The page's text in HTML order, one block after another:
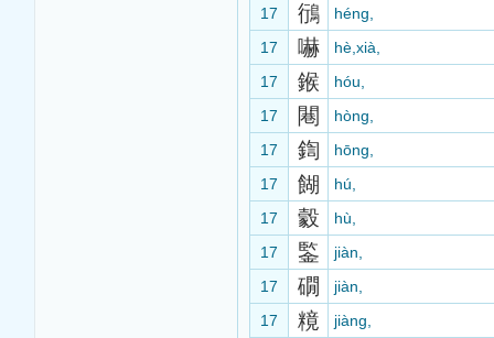
17
鴴
héng,
17
嚇
hè,xià,
17
鍭
hóu,
17
闀
hòng,
17
鍧
hōng,
17
餬
hú,
17
豰
hù,
17
鍳
jiàn,
17
礀
jiàn,
17
糡
jiàng,